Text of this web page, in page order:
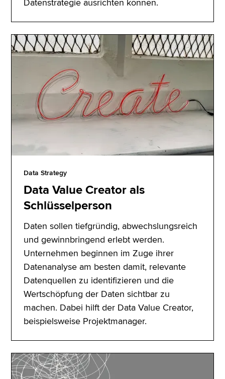
Datenstrategie ausrichten können.
Data Strategy
Data Value Creator als
Schlüsselperson
Daten sollen tiefgründig, abwechslungsreich
und gewinnbringend erlebt werden.
Unternehmen beginnen im Zuge ihrer
Datenanalyse am besten damit, relevante
Datenquellen zu identifizieren und die
Wertschöpfung der Daten sichtbar zu
machen. Dabei hilft der Data Value Creator,
beispielsweise Projektmanager.